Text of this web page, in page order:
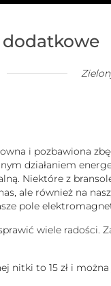
i pozbawiona
działaniem
Niektóre z
ale również na
pole
wiele radości.
nitki to 15 zł i